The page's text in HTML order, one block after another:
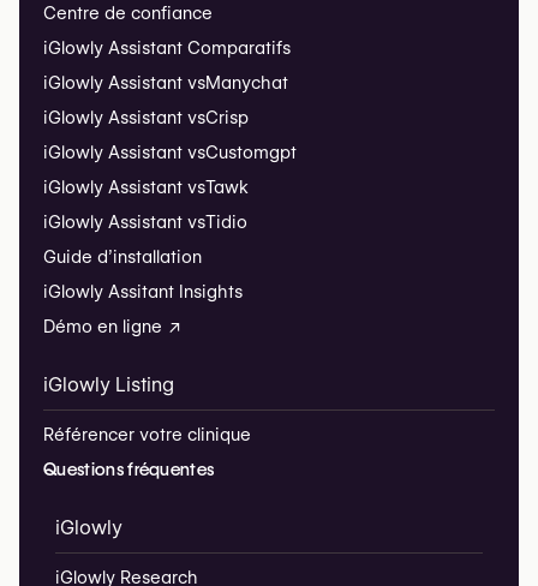
Centre de confiance
iGlowly Assistant Comparatifs
iGlowly Assistant vsManychat
iGlowly Assistant vsCrisp
iGlowly Assistant vsCustomgpt
iGlowly Assistant vsTawk
iGlowly Assistant vsTidio
Guide d’installation
iGlowly Assitant Insights
Démo en ligne ↗
iGlowly Listing
Référencer votre clinique
Questions fréquentes
iGlowly
iGlowly Research